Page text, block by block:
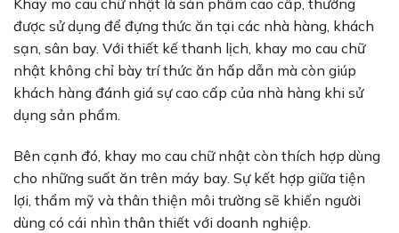
Khay mo cau chữ nhật là sản phẩm cao cấp, thường
được sử dụng để đựng thức ăn tại các nhà hàng, khách
sạn, sân bay. Với thiết kế thanh lịch, khay mo cau chữ
nhật không chỉ bày trí thức ăn hấp dẫn mà còn giúp
khách hàng đánh giá sự cao cấp của nhà hàng khi sử
dụng sản phẩm.
Bên cạnh đó, khay mo cau chữ nhật còn thích hợp dùng
cho những suất ăn trên máy bay. Sự kết hợp giữa tiện
lợi, thẩm mỹ và thân thiện môi trường sẽ khiến người
dùng có cái nhìn thân thiết với doanh nghiệp.